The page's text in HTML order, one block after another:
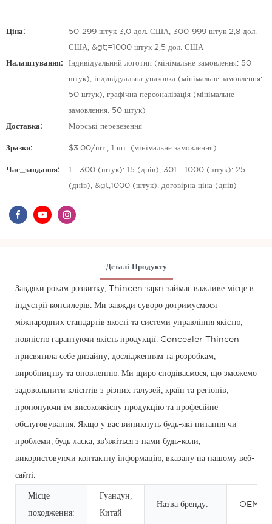
Ціна: 50-299 штук 3,0 дол. США, 300-999 штук 2,8 дол.
США, &gt;=1000 штук 2,5 дол. США
Налаштування: Індивідуальний логотип (мінімальне замовлення: 50
штук), індивідуальна упаковка (мінімальне замовлення:
50 штук), графічна персоналізація (мінімальне
замовлення: 50 штук)
Доставка: Морські перевезення
Зразки: $3.00/шт., 1 шт. (мінімальне замовлення)
Час_завдання: 1 - 300 (штук): 15 (днів), 301 - 1000 (штук): 25
(днів), &gt;1000 (штук): договірна ціна (днів)
Деталі Продукту
Завдяки рокам розвитку, Thincen зараз займає важливе місце в
індустрії консилерів. Ми завжди суворо дотримуємося
міжнародних стандартів якості та системи управління якістю,
повністю гарантуючи якість продукції. Concealer Thincen
присвятила себе дизайну, дослідженням та розробкам,
виробництву та оновленню. Ми щиро сподіваємося, що зможемо
задовольнити клієнтів з різних галузей, країн та регіонів,
пропонуючи їм високоякісну продукцію та професійне
обслуговування. Якщо у вас виникнуть будь-які питання чи
проблеми, будь ласка, зв'яжіться з нами будь-коли,
використовуючи контактну інформацію, вказану на нашому веб-
сайті.
Місце
походження:
Гуандун,
Китай
Назва бренду: OEM/